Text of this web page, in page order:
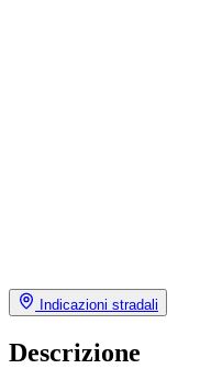
Indicazioni stradali
Descrizione